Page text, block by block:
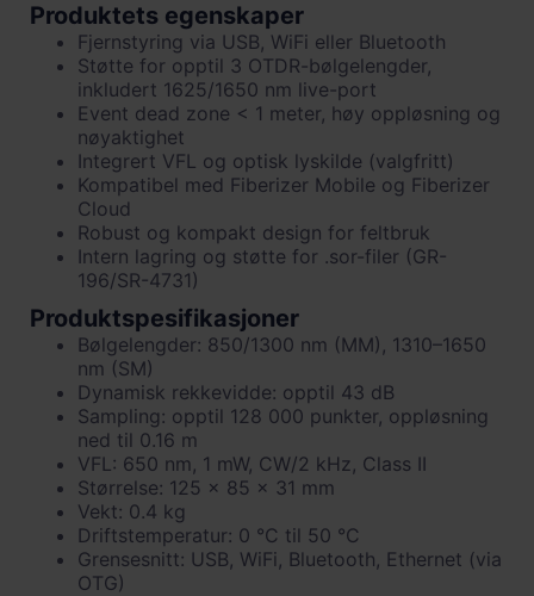
Produktets egenskaper
Fjernstyring via USB, WiFi eller Bluetooth
Støtte for opptil 3 OTDR-bølgelengder,
inkludert 1625/1650 nm live-port
Event dead zone < 1 meter, høy oppløsning og
nøyaktighet
Integrert VFL og optisk lyskilde (valgfritt)
Kompatibel med Fiberizer Mobile og Fiberizer
Cloud
Robust og kompakt design for feltbruk
Intern lagring og støtte for .sor-filer (GR-
196/SR-4731)
Produktspesifikasjoner
Bølgelengder: 850/1300 nm (MM), 1310–1650
nm (SM)
Dynamisk rekkevidde: opptil 43 dB
Sampling: opptil 128 000 punkter, oppløsning
ned til 0.16 m
VFL: 650 nm, 1 mW, CW/2 kHz, Class II
Størrelse: 125 x 85 x 31 mm
Vekt: 0.4 kg
Driftstemperatur: 0 °C til 50 °C
Grensesnitt: USB, WiFi, Bluetooth, Ethernet (via
OTG)